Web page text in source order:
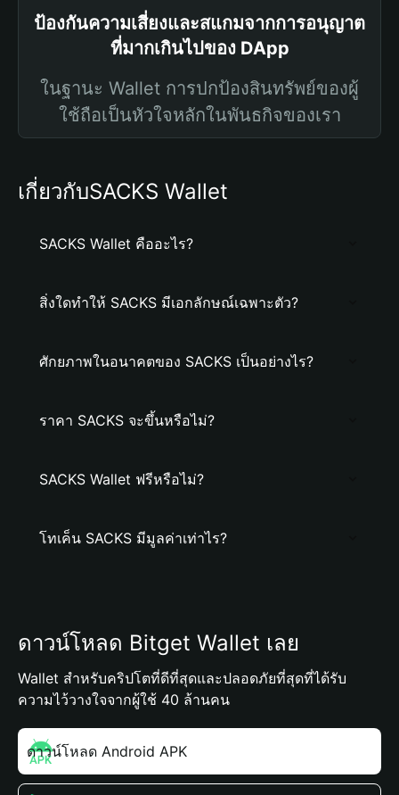
ป้องกันความเสี่ยงและสแกมจากการอนุญาต
ที่มากเกินไปของ DApp
ในฐานะ Wallet การปกป้องสินทรัพย์ของผู้
ใช้ถือเป็นหัวใจหลักในพันธกิจของเรา
เกี่ยวกับSACKS Wallet
SACKS Wallet คืออะไร?
สิ่งใดทำให้ SACKS มีเอกลักษณ์เฉพาะตัว?
ศักยภาพในอนาคตของ SACKS เป็นอย่างไร?
ราคา SACKS จะขึ้นหรือไม่?
SACKS Wallet ฟรีหรือไม่?
โทเค็น SACKS มีมูลค่าเท่าไร?
ดาวน์โหลด Bitget Wallet เลย
Wallet สำหรับคริปโตที่ดีที่สุดและปลอดภัยที่สุดที่ได้รับ
ความไว้วางใจจากผู้ใช้ 40 ล้านคน
ดาวน์โหลด Android APK